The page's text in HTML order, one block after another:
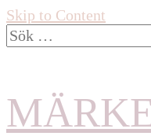
Skip to Content
Sök
efter: